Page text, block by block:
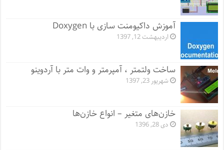
آموزش داکیومنت سازی با Doxygen
اردیبهشت 12, 1397
ساخت ولتمتر ، آمپرمتر و وات متر با آردوینو
شهریور 23, 1397
خازن‌های متغیر – انواع خازن‌ها
دی 28, 1396